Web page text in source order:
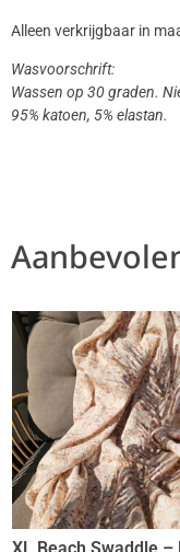
Alleen verkrijgbaar in
Wasvoorschrift:
Wassen op 30 graden.
95% katoen, 5% elastan.
XL Beach Swaddle –